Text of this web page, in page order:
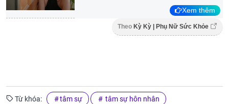
Xem thêm
Theo Kỳ Kỳ | Phụ Nữ Sức Khỏe
Từ khóa: tâm sự tâm sự hôn nhân